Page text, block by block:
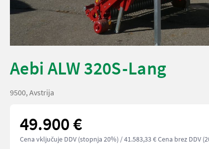
Aebi ALW 320S-Lang
9500, Avstrija
49.900 €
Cena vključuje DDV (stopnja 20%) / 41.583,33 € Cena brez DDV